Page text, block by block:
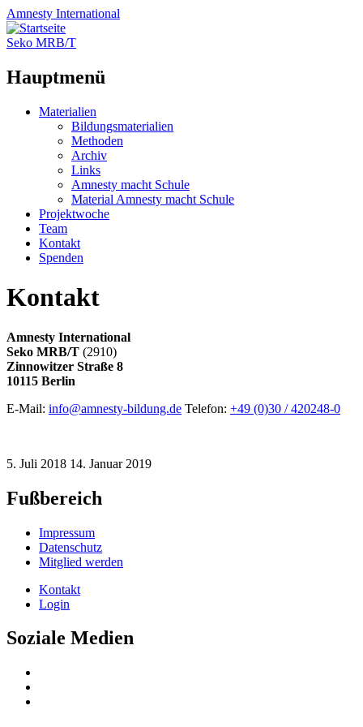
Amnesty International
Seko MRB/T
Hauptmenü
Zum
Materialien
Bildungsmaterialien
Methoden
Archiv
Links
Amnesty macht Schule
Material Amnesty macht Schule
Projektwoche
Team
Kontakt
Spenden
Kontakt
Amnesty International
Seko MRB/T (2910)
Zinnowitzer Straße 8
10115 Berlin
E-Mail: info@amnesty-bildung.de Telefon: +49 (0)30 / 420248-0
5. Juli 2018 14. Januar 2019
Fußbereich
Impressum
Datenschutz
Mitglied werden
Kontakt
Login
Soziale Medien